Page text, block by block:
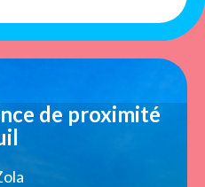
de proximité